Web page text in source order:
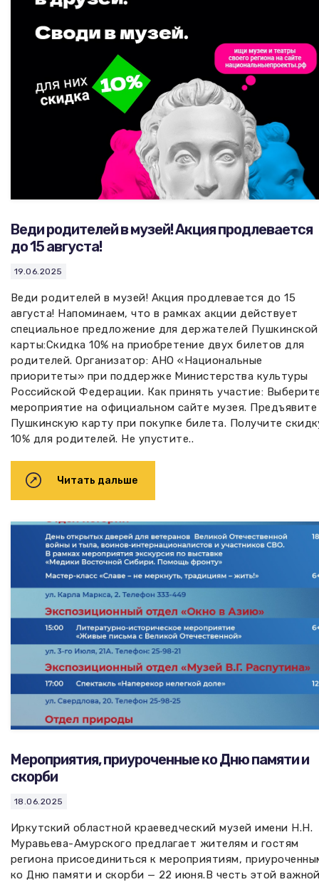
Независимая оценка
Проекты и программы
Научные издания
Новости
Прейскурант
Фонды и коллекции
Дирекция
Музей В.Г. Распутина
КПЦ им. свт. Иннокентия (Вениаминова)
Научно-фондовый отдел
Мемориальный дом А.М. Тюрюмина
Повышение квалификации
Передвижные выставки
Отчетность
Профессиональные мероприятия
Веди родителей в музей! Акция продлевается
до 15 августа!
19.06.2025
Веди родителей в музей! Акция продлевается до 15
августа! Напоминаем, что в рамках акции действует
специальное предложение для держателей Пушкинской
карты:Скидка 10% на приобретение двух билетов для
родителей. Организатор: АНО «Национальные
приоритеты» при поддержке Министерства культуры
Российской Федерации. Как принять участие:
мероприятие на официальном сайте музея. Предъявите
Пушкинскую карту при покупке билета. Получите
10% для родителей. Не упустите..
Читать дальше
Мероприятия, приуроченные ко Дню памяти и
скорби
18.06.2025
Иркутский областной краеведческий музей имени Н.Н.
Муравьева-Амурского предлагает жителям и гостям
региона присоединиться к мероприятиям,
ко Дню памяти и скорби — 22 июня.В честь этой